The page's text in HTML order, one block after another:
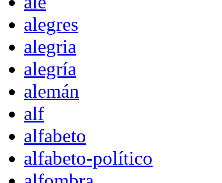
alegres
alegria
alegría
alemán
alf
alfabeto
alfabeto-político